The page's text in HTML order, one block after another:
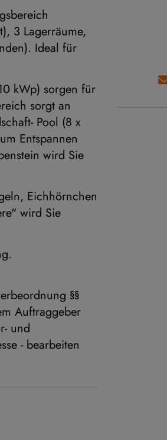
3 Lagerräume,
Ideal für
kWp) sorgen für
sorgt an
Pool (8 x
Entspannen
wird Sie
Eichhörnchen
wird Sie
§§
Auftraggeber
und
- bearbeiten